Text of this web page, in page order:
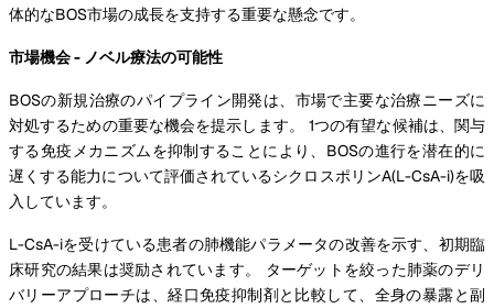
体的なBOS市場の成長を支持する重要な懸念です。
市場機会 - ノベル療法の可能性
BOSの新規治療のパイプライン開発は、市場で主要な治療ニーズに
対処するための重要な機会を提示します。 1つの有望な候補は、関与
する免疫メカニズムを抑制することにより、BOSの進行を潜在的に
遅くする能力について評価されているシクロスポリンA(L-CsA-i)を吸
入しています。
L-CsA-iを受けている患者の肺機能パラメータの改善を示す、初期臨
床研究の結果は奨励されています。 ターゲットを絞った肺薬のデリ
バリーアプローチは、経口免疫抑制剤と比較して、全身の暴露と副